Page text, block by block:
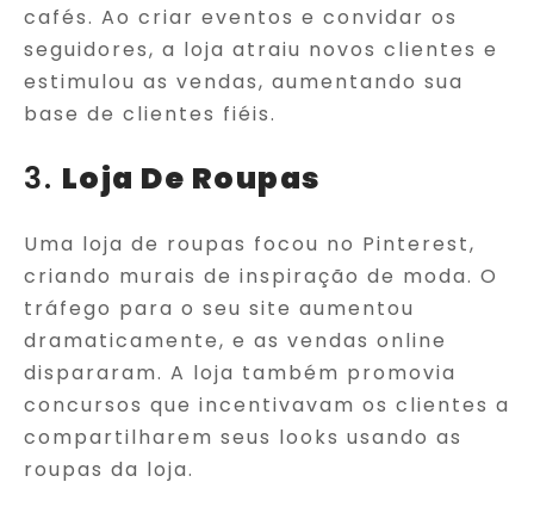
cafés. Ao criar eventos e convidar os
seguidores, a loja atraiu novos clientes e
estimulou as vendas, aumentando sua
base de clientes fiéis.
3. Loja De Roupas
Uma loja de roupas focou no Pinterest,
criando murais de inspiração de moda. O
tráfego para o seu site aumentou
dramaticamente, e as vendas online
dispararam. A loja também promovia
concursos que incentivavam os clientes a
compartilharem seus looks usando as
roupas da loja.